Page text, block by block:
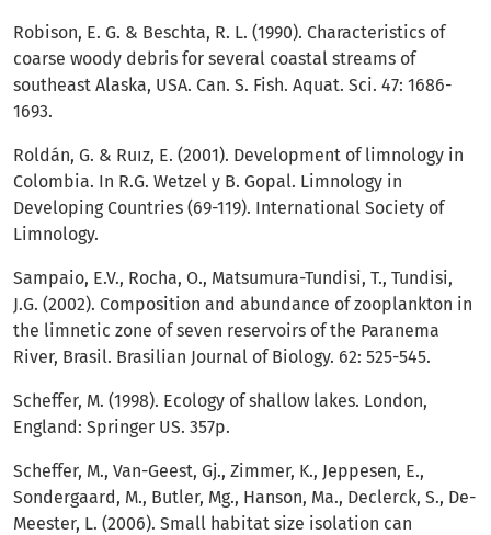
Robison, E. G. & Beschta, R. L. (1990). Characteristics of
coarse woody debris for several coastal streams of
southeast Alaska, USA. Can. S. Fish. Aquat. Sci. 47: 1686-
1693.
Roldán, G. & Ruız, E. (2001). Development of limnology in
Colombia. In R.G. Wetzel y B. Gopal. Limnology in
Developing Countries (69-119). International Society of
Limnology.
Sampaio, E.V., Rocha, O., Matsumura-Tundisi, T., Tundisi,
J.G. (2002). Composition and abundance of zooplankton in
the limnetic zone of seven reservoirs of the Paranema
River, Brasil. Brasilian Journal of Biology. 62: 525-545.
Scheffer, M. (1998). Ecology of shallow lakes. London,
England: Springer US. 357p.
Scheffer, M., Van-Geest, Gj., Zimmer, K., Jeppesen, E.,
Sondergaard, M., Butler, Mg., Hanson, Ma., Declerck, S., De-
Meester, L. (2006). Small habitat size isolation can